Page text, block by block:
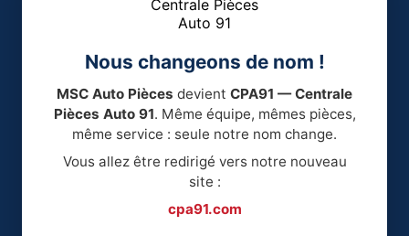
Nous changeons de nom !
MSC Auto Pièces devient CPA91 — Centrale
Pièces Auto 91. Même équipe, mêmes pièces,
même service : seule notre nom change.
Vous allez être redirigé vers notre nouveau
site :
cpa91.com